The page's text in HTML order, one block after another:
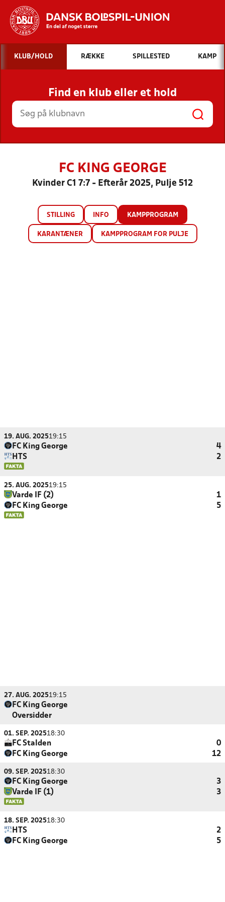
Hvad vil du søge efter?
INDHOLD OG NYHEDER
STILLINGER, RESULTATER, KLUBBER OG
HOLD
KLUB/HOLD RÆKKE SPILLESTED KAMP
Find en klub eller et hold
FC KING GEORGE
Kvinder C1 7:7 - Efterår 2025, Pulje 512
STILLING INFO KAMPPROGRAM
KARANTÆNER KAMPPROGRAM FOR PULJE
19. AUG. 202519:15
FC King George
4
HTS
2
25. AUG. 202519:15
Varde IF (2)
1
FC King George
5
27. AUG. 202519:15
FC King George
Oversidder
01. SEP. 202518:30
FC Stalden
0
FC King George
12
09. SEP. 202518:30
FC King George
3
Varde IF (1)
3
18. SEP. 202518:30
HTS
2
FC King George
5